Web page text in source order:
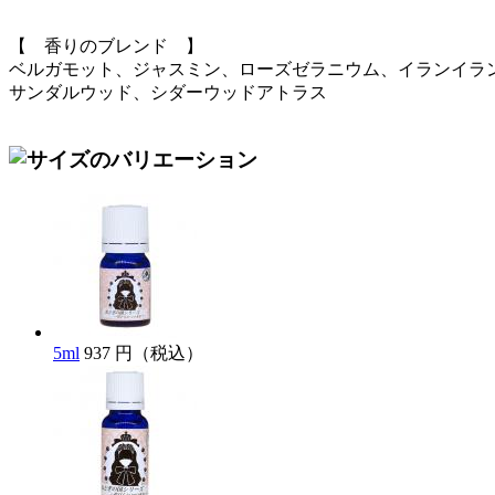
【 香りのブレンド 】
ベルガモット、ジャスミン、ローズゼラニウム、イランイラ
サンダルウッド、シダーウッドアトラス
5ml 937 円（税込）